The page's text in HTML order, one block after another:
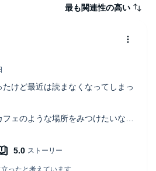
最も関連性の高い
けど最近は読まなくなってしまっ
ェのような場所をみつけたいなと
処方箋は私にもぐさりぐさり、は
ており、作中に出てくる各名著を